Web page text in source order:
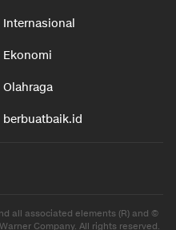
Internasional
Ekonomi
Olahraga
berbuatbaik.id
all associated elements (R) and ©
Company. All rights reserved.